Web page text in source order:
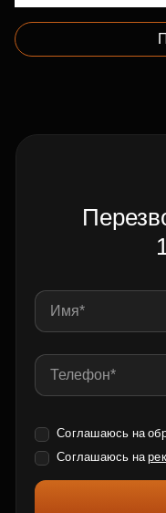
Соглашаюсь на
Соглашаюсь на